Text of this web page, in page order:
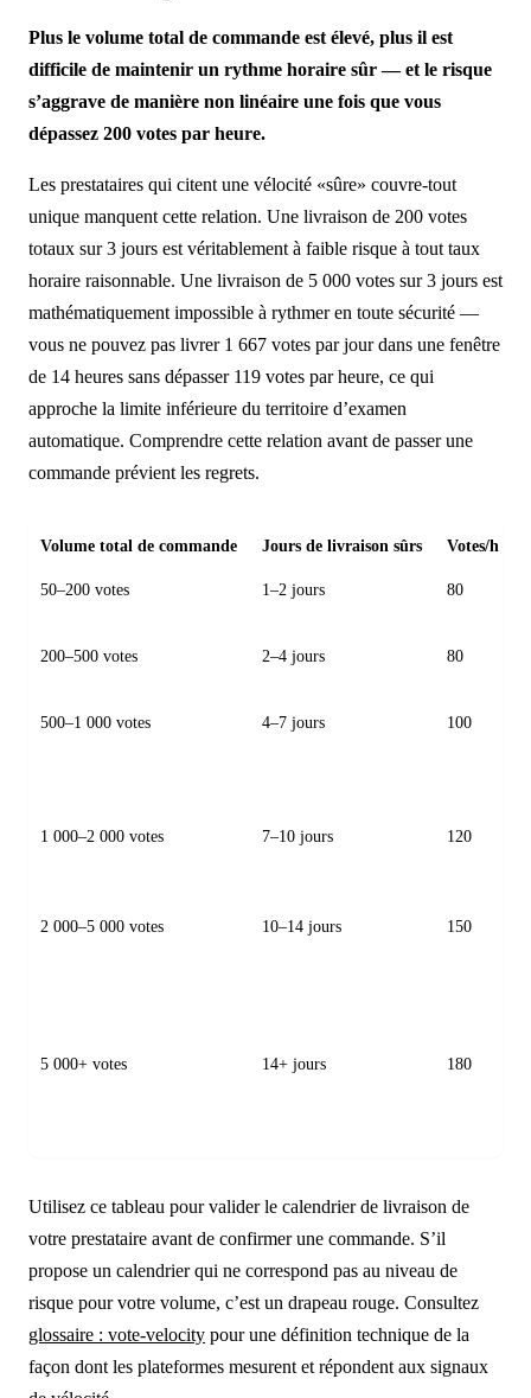
Plus le volume total de commande est élevé, plus il est
difficile de maintenir un rythme horaire sûr — et le risque
s’aggrave de manière non linéaire une fois que vous
dépassez 200 votes par heure.
Les prestataires qui citent une vélocité «sûre» couvre-tout
unique manquent cette relation. Une livraison de 200 votes
totaux sur 3 jours est véritablement à faible risque à tout taux
horaire raisonnable. Une livraison de 5 000 votes sur 3 jours est
mathématiquement impossible à rythmer en toute sécurité —
vous ne pouvez pas livrer 1 667 votes par jour dans une fenêtre
de 14 heures sans dépasser 119 votes par heure, ce qui
approche la limite inférieure du territoire d’examen
automatique. Comprendre cette relation avant de passer une
commande prévient les regrets.
Volume total de commande Jours de livraison sûrs Votes/h
50–200 votes 1–2 jours 80
200–500 votes 2–4 jours 80
500–1 000 votes 4–7 jours 100
1 000–2 000 votes 7–10 jours 120
2 000–5 000 votes 10–14 jours 150
5 000+ votes 14+ jours 180
Utilisez ce tableau pour valider le calendrier de livraison de
votre prestataire avant de confirmer une commande. S’il
propose un calendrier qui ne correspond pas au niveau de
risque pour votre volume, c’est un drapeau rouge. Consultez
glossaire : vote-velocity pour une définition technique de la
façon dont les plateformes mesurent et répondent aux signaux